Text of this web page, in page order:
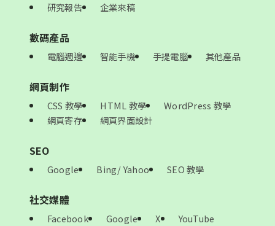
研究報告
企業來稿
數碼產品
電腦週邊 智能手機 手提電腦 其他產品
網頁制作
CSS 教學 HTML 教學
WordPress 教學
網頁寄存
網頁界面設計
SEO
Google Bing/ Yahoo SEO 教學
社交媒體
Facebook Google X
YouTube